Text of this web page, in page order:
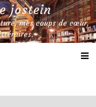
jostein
mes coups de cœur,